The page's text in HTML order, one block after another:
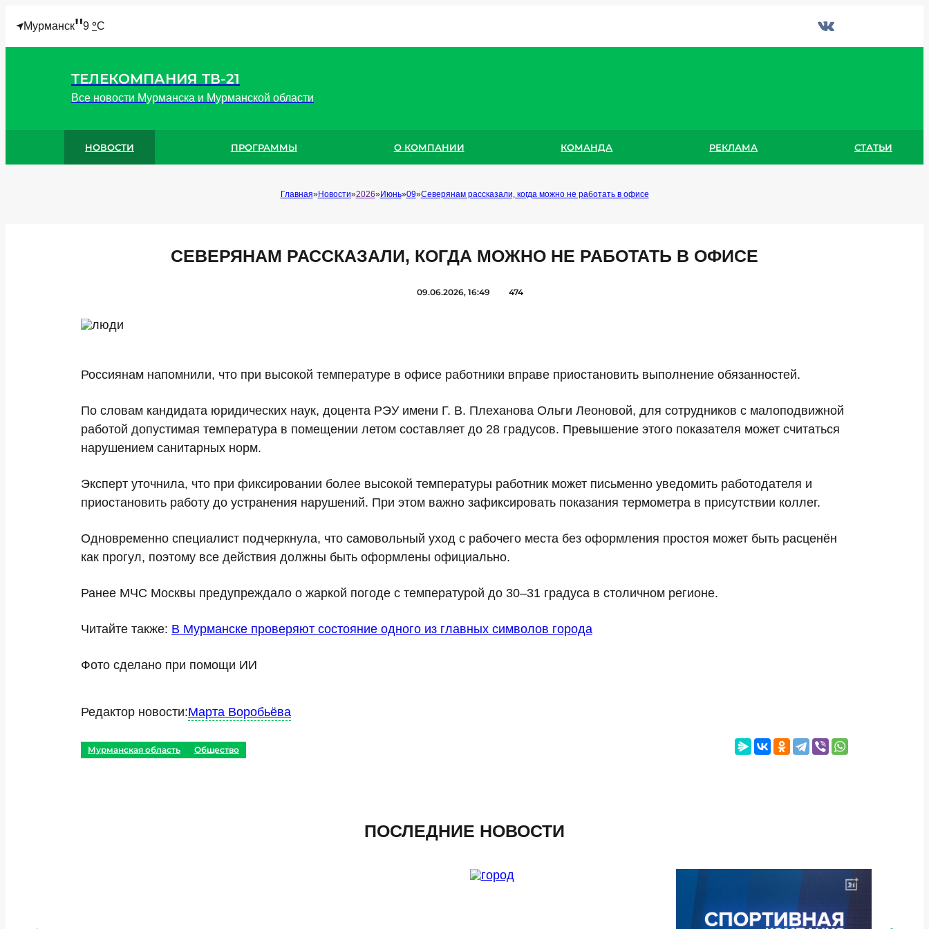
Мурманск"9 °C
ТЕЛЕКОМПАНИЯ ТВ-21
Все новости Мурманска и Мурманской области
НОВОСТИ ПРОГРАММЫ О КОМПАНИИ КОМАНДА РЕКЛАМА СТАТЬИ
Главная Новости 2026 Июнь 09 Северянам рассказали, когда можно не работать в офисе
СЕВЕРЯНАМ РАССКАЗАЛИ, КОГДА МОЖНО НЕ РАБОТАТЬ В ОФИСЕ
09.06.2026, 16:49 474
Россиянам напомнили, что при высокой температуре в офисе работники вправе приостановить выполнение обязанностей.
По словам кандидата юридических наук, доцента РЭУ имени Г. В. Плеханова Ольги Леоновой, для сотрудников с малоподвижной
работой допустимая температура в помещении летом составляет до 28 градусов. Превышение этого показателя может считаться
нарушением санитарных норм.
Эксперт уточнила, что при фиксировании более высокой температуры работник может письменно уведомить работодателя и
приостановить работу до устранения нарушений. При этом важно зафиксировать показания термометра в присутствии коллег.
Одновременно специалист подчеркнула, что самовольный уход с рабочего места без оформления простоя может быть расценён
как прогул, поэтому все действия должны быть оформлены официально.
Ранее МЧС Москвы предупреждало о жаркой погоде с температурой до 30–31 градуса в столичном регионе.
Читайте также: В Мурманске проверяют состояние одного из главных символов города
Фото сделано при помощи ИИ
Редактор новости:Марта Воробьёва
Мурманская область Общество
ПОСЛЕДНИЕ НОВОСТИ